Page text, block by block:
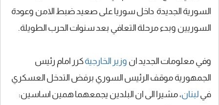
السورية الجديدة داخل سوريا على صعيد ضبط الامن وعودة
السوريين وبدء مرحلة التعافي بعد سنوات الحرب الطويلة.
وفي معلومات الجديد ان وزير الخارجيةكرر امام رئيس
الجمهورية موقف الرئيس السوري برفض التدخل العسكري
في لبنان، مشيرا الى ان البلدين يجمعهما همين اساسين: